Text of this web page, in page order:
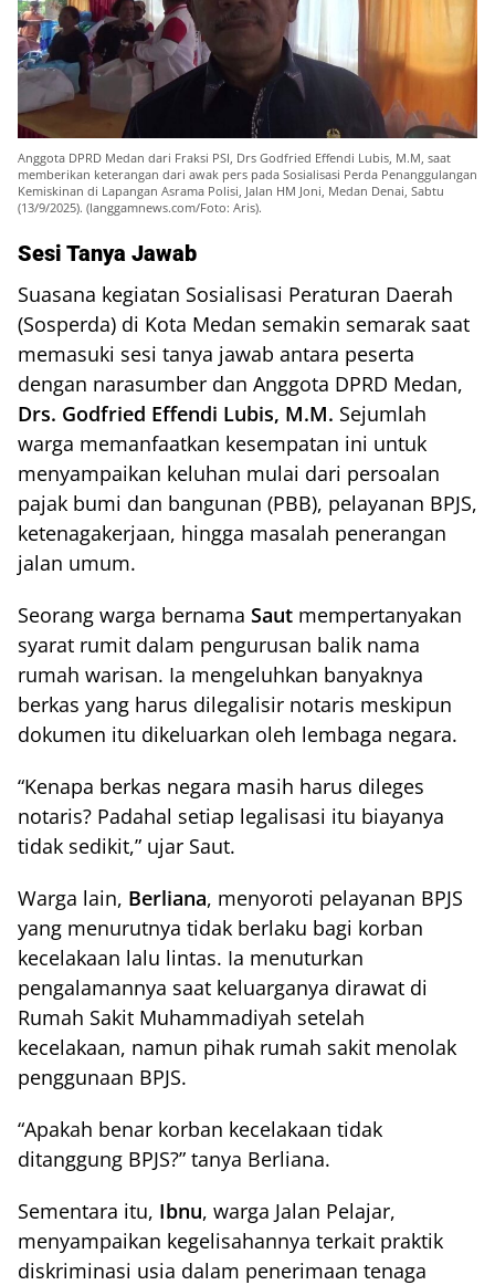
Anggota DPRD Medan dari Fraksi PSI, Drs Godfried Effendi Lubis, M.M, saat
memberikan keterangan dari awak pers pada Sosialisasi Perda Penanggulangan
Kemiskinan di Lapangan Asrama Polisi, Jalan HM Joni, Medan Denai, Sabtu
(13/9/2025). (langgamnews.com/Foto: Aris).
Sesi Tanya Jawab
Suasana kegiatan Sosialisasi Peraturan Daerah
(Sosperda) di Kota Medan semakin semarak saat
memasuki sesi tanya jawab antara peserta
dengan narasumber dan Anggota DPRD Medan,
Drs. Godfried Effendi Lubis, M.M. Sejumlah
warga memanfaatkan kesempatan ini untuk
menyampaikan keluhan mulai dari persoalan
pajak bumi dan bangunan (PBB), pelayanan BPJS,
ketenagakerjaan, hingga masalah penerangan
jalan umum.
Seorang warga bernama Saut mempertanyakan
syarat rumit dalam pengurusan balik nama
rumah warisan. Ia mengeluhkan banyaknya
berkas yang harus dilegalisir notaris meskipun
dokumen itu dikeluarkan oleh lembaga negara.
“Kenapa berkas negara masih harus dileges
notaris? Padahal setiap legalisasi itu biayanya
tidak sedikit,” ujar Saut.
Warga lain, Berliana, menyoroti pelayanan BPJS
yang menurutnya tidak berlaku bagi korban
kecelakaan lalu lintas. Ia menuturkan
pengalamannya saat keluarganya dirawat di
Rumah Sakit Muhammadiyah setelah
kecelakaan, namun pihak rumah sakit menolak
penggunaan BPJS.
“Apakah benar korban kecelakaan tidak
ditanggung BPJS?” tanya Berliana.
Sementara itu, Ibnu, warga Jalan Pelajar,
menyampaikan kegelisahannya terkait praktik
diskriminasi usia dalam penerimaan tenaga